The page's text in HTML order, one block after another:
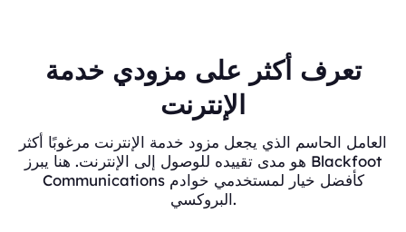
تعرف أكثر على مزودي خدمة
الإنترنت
العامل الحاسم الذي يجعل مزود خدمة الإنترنت مرغوبًا أكثر
هو مدى تقييده للوصول إلى الإنترنت. هنا يبرز Blackfoot
Communications كأفضل خيار لمستخدمي خوادم
البروكسي.